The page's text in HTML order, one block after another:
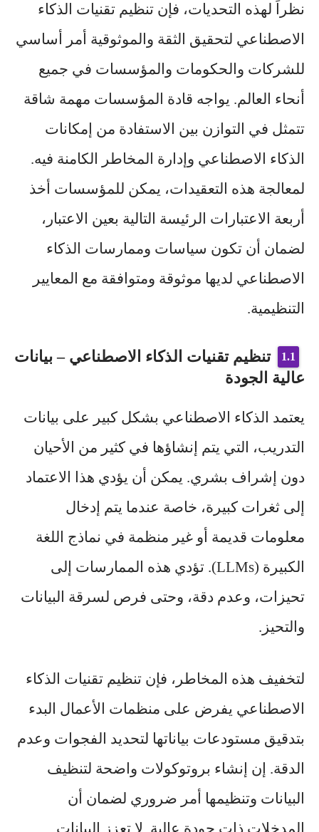
نظراً لهذه التحديات، فإن تنظيم تقنيات الذكاء
الاصطناعي لتحقيق الثقة والموثوقية أمر أساسي
للشركات والحكومات والمؤسسات في جميع
أنحاء العالم. يواجه قادة المؤسسات مهمة شاقة
تتمثل في التوازن بين الاستفادة من إمكانات
الذكاء الاصطناعي وإدارة المخاطر الكامنة فيه.
لمعالجة هذه التعقيدات، يمكن للمؤسسات أخذ
أربعة الاعتبارات الرئيسة التالية بعين الاعتبار،
لضمان أن تكون سياسات وممارسات الذكاء
الاصطناعي لديها موثوقة ومتوافقة مع المعايير
التنظيمية.
تنظيم تقنيات الذكاء الاصطناعي – بيانات
عالية الجودة
يعتمد الذكاء الاصطناعي بشكل كبير على بيانات
التدريب، التي يتم إنشاؤها في كثير من الأحيان
دون إشراف بشري. يمكن أن يؤدي هذا الاعتماد
إلى ثغرات كبيرة، خاصة عندما يتم إدخال
معلومات قديمة أو غير منظمة في نماذج اللغة
الكبيرة (LLMs). تؤدي هذه الممارسات إلى
تحيزات، وعدم دقة، وحتى فرص لسرقة البيانات
والتحيز.
لتخفيف هذه المخاطر، فإن تنظيم تقنيات الذكاء
الاصطناعي يفرض على منظمات الأعمال البدء
بتدقيق مستودعات بياناتها لتحديد الفجوات وعدم
الدقة. إن إنشاء بروتوكولات واضحة لتنظيف
البيانات وتنظيمها أمر ضروري لضمان أن